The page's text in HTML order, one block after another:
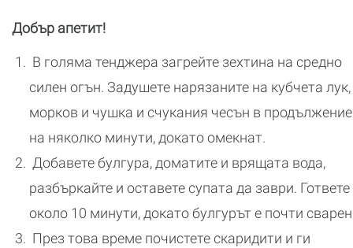
Добър апетит!
В голяма тенджера загрейте зехтина на средно
силен огън. Задушете нарязаните на кубчета лук,
морков и чушка и счукания чесън в продължение
на няколко минути, докато омекнат.
Добавете булгура, доматите и врящата вода,
разбъркайте и оставете супата да заври. Гответе
около 10 минути, докато булгурът е почти
През това време почистете скаридити и ги